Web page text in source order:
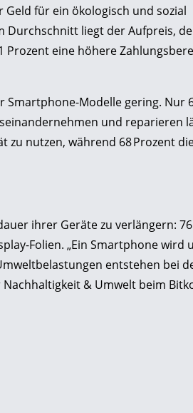
für ein ökologisch und sozial
liegt der Aufpreis,
Prozent eine höhere
Modelle gering. Nur
und reparieren
zu nutzen, während 68 Prozent
ihrer Geräte zu verlängern: 76
Folien. „Ein Smartphone wird
entstehen bei
& Umwelt beim